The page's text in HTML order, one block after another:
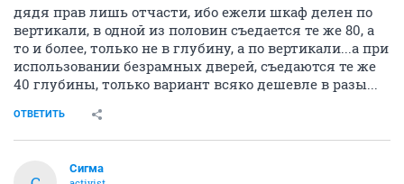
дядя прав лишь отчасти, ибо ежели шкаф делен по
вертикали, в одной из половин съедается те же 80, а
то и более, только не в глубину, а по вертикали...а при
использовании безрамных дверей, съедаются те же
40 глубины, только вариант всяко дешевле в разы...
ОТВЕТИТЬ
Сигма